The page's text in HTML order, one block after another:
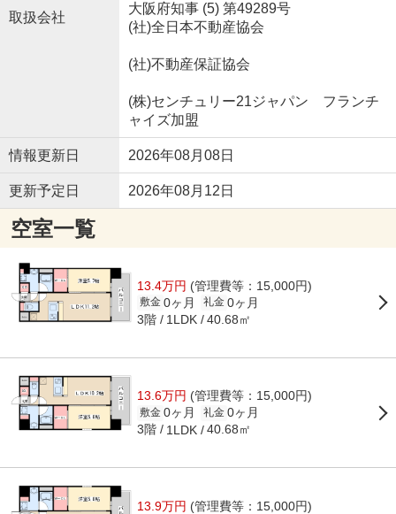
取扱会社
大阪府知事 (5) 第49289号
(社)全日本不動産協会
(社)不動産保証協会
(株)センチュリー21ジャパン フランチ
ャイズ加盟
情報更新日 2026年08月08日
更新予定日 2026年08月12日
空室一覧
13.4万円 (管理費等：15,000円)
敷金 0ヶ月 礼金 0ヶ月
3階 1LDK 40.68㎡
13.6万円 (管理費等：15,000円)
敷金 0ヶ月 礼金 0ヶ月
3階 1LDK 40.68㎡
13.9万円 (管理費等：15,000円)